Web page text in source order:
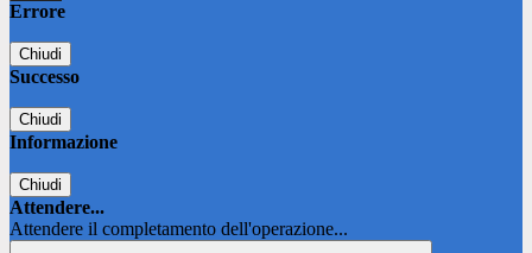
Errore
Chiudi
Successo
Chiudi
Informazione
Chiudi
Attendere...
Attendere il completamento dell'operazione...